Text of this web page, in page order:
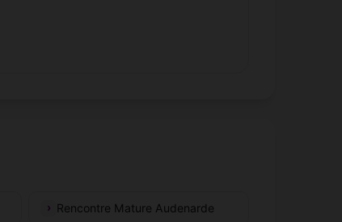
Rencontre Mature Audenarde